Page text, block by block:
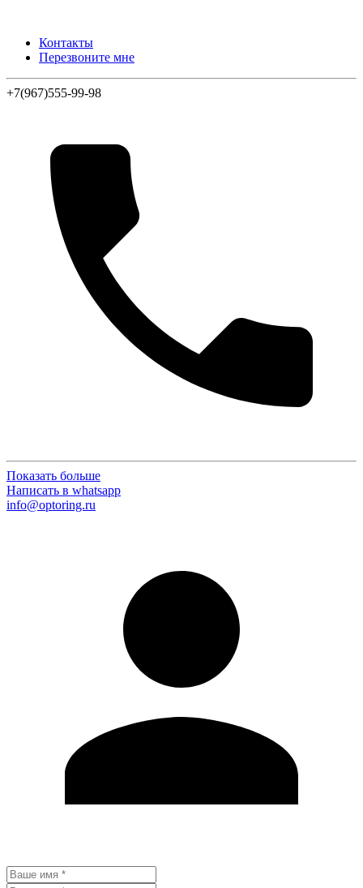
Контакты
Перезвоните мне
+7(967)555-99-98
Показать больше
Написать в whatsapp
info@optoring.ru